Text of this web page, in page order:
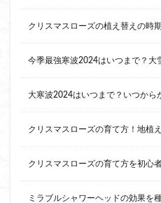
クリスマスローズの植え替えの時
今季最強寒波2024はいつまで？大
大寒波2024はいつまで？いつから
クリスマスローズの育て方！地植
クリスマスローズの育て方を初心
ミラブルシャワーヘッドの効果を